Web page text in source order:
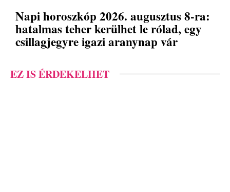
Napi horoszkóp 2026. augusztus 8-ra:
hatalmas teher kerülhet le rólad, egy
csillagjegyre igazi aranynap vár
EZ IS ÉRDEKELHET